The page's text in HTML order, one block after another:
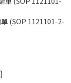
(SOP 1121101-2-